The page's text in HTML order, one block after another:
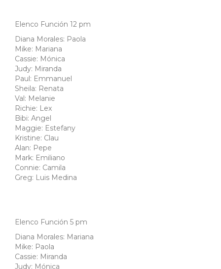
Elenco Función 12 pm
Diana Morales: Paola
Mike: Mariana
Cassie: Mónica
Judy: Miranda
Paul: Emmanuel
Sheila: Renata
Val: Melanie
Richie: Lex
Bibi: Angel
Maggie: Estefany
Kristine: Clau
Alan: Pepe
Mark: Emiliano
Connie: Camila
Greg: Luis Medina
Elenco Función 5 pm
Diana Morales: Mariana
Mike: Paola
Cassie: Miranda
Judy: Mónica